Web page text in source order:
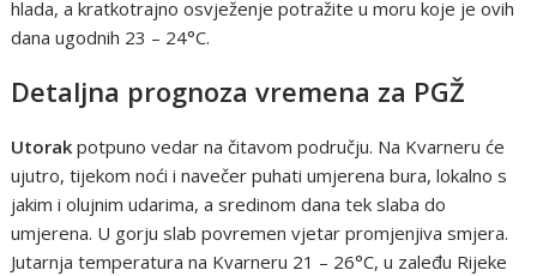
hlada, a kratkotrajno osvježenje potražite u moru koje je ovih
dana ugodnih 23 – 24°C.
Detaljna prognoza vremena za PGŽ
Utorak potpuno vedar na čitavom području. Na Kvarneru će
ujutro, tijekom noći i navečer puhati umjerena bura, lokalno s
jakim i olujnim udarima, a sredinom dana tek slaba do
umjerena. U gorju slab povremen vjetar promjenjiva smjera.
Jutarnja temperatura na Kvarneru 21 – 26°C, u zaleđu Rijeke